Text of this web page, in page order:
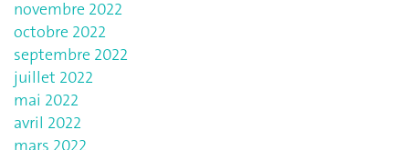
novembre 2022
octobre 2022
septembre 2022
juillet 2022
mai 2022
avril 2022